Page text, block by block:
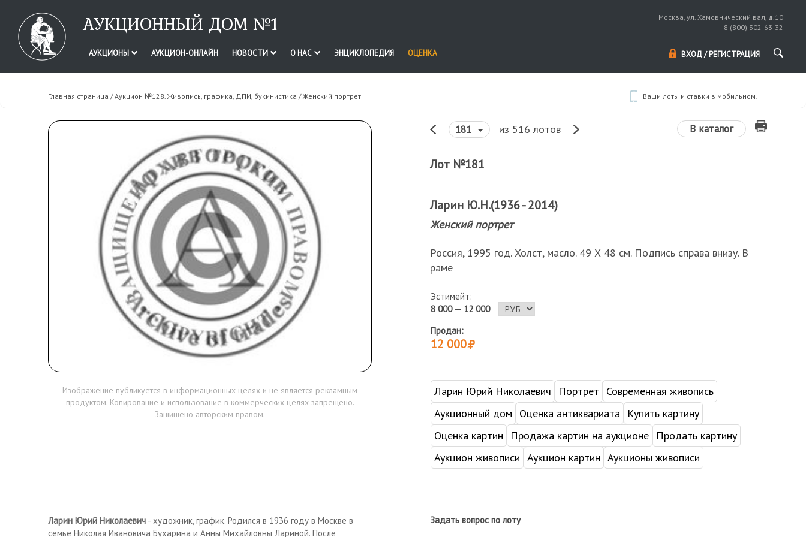
АУКЦИОННЫЙ ДОМ №1
Москва, ул. Хамовнический вал, д.10
8 (800) 302-63-32
АУКЦИОНЫ АУКЦИОН-ОНЛАЙН НОВОСТИ О НАС ЭНЦИКЛОПЕДИЯ ОЦЕНКА ВХОД / РЕГИСТРАЦИЯ
Главная страница /Аукцион №128. Живопись, графика, ДПИ, букинистика / Женский портрет Ваши лоты и ставки в мобильном!
Изображение публикуется в информационных целях и не является рекламным
продуктом. Копирование и использование в коммерческих целях запрещено.
Защищено авторским правом.
181 из 516 лотов В каталог
Лот №181
Ларин Ю.Н.(1936 - 2014)
Женский портрет
Россия, 1995 год. Холст, масло. 49 Х 48 см. Подпись справа внизу. В
раме
Эстимейт:
8 000 — 12 000
Продан:
12 000
Ларин Юрий Николаевич Портрет
Современная живопись
Аукционный дом
Оценка антиквариата
Купить картину
Оценка картин
Продажа картин на аукционе
Продать картину
Аукцион живописи Аукцион картин Аукционы живописи
Ларин Юрий Николаевич - художник, график. Родился в 1936 году в Москве в
семье Николая Ивановича Бухарина и Анны Михайловны Лариной. После
Задать вопрос по лоту